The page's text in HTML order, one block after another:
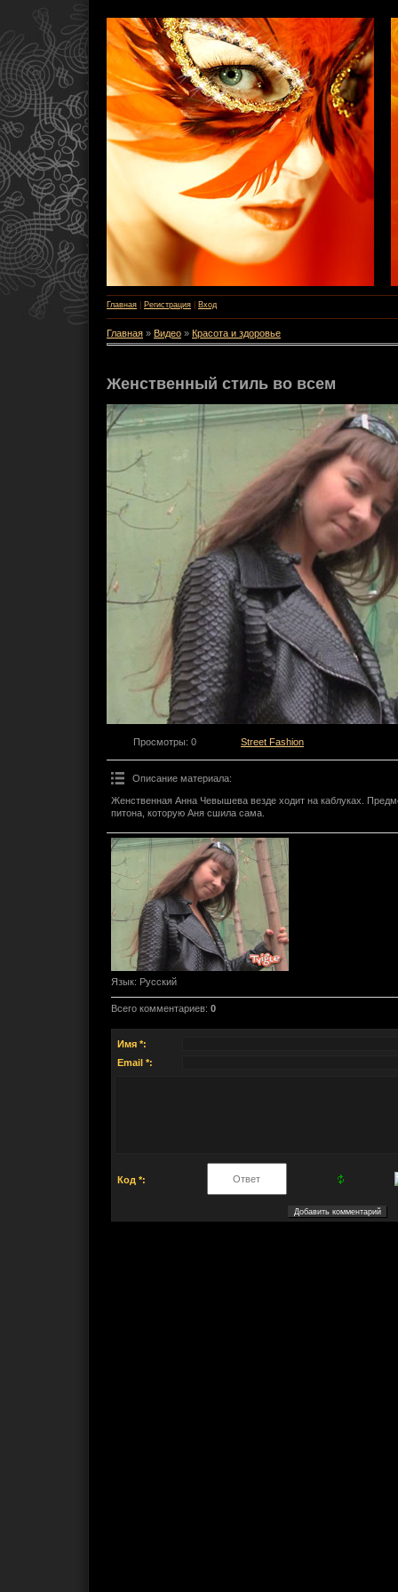
Главная Регистрация Вход
Главная » Видео » Красота и здоровье
Женственный стиль во всем
Просмотры: 0 Street Fashion
Описание материала:
Женственная Анна Чевышева везде ходит на каблуках.
питона, которую Аня сшила сама.
Язык: Русский
Всего комментариев: 0
Имя *:
Email *:
Код *: